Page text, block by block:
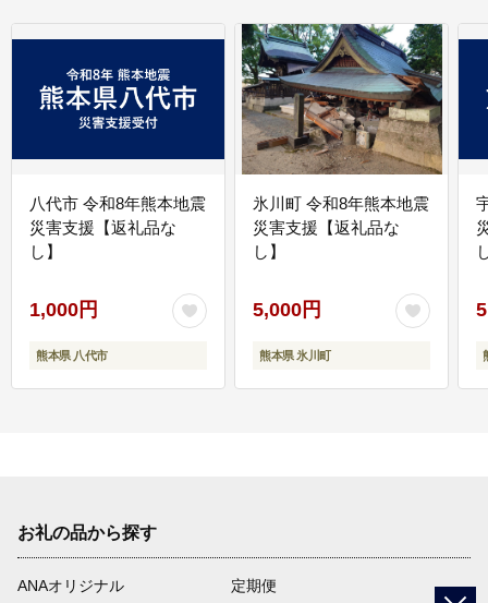
八代市 令和8年熊本地震
災害支援【返礼品な
し】
1,000円
熊本県 八代市
氷川町 令和8年熊本地震
災害支援【返礼品な
し】
5,000円
熊本県 氷川町
お礼の品から探す
ANAオリジナル
定期便